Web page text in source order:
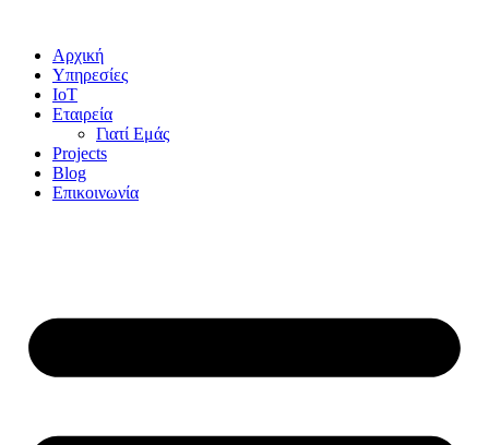
Αρχική
Υπηρεσίες
IoT
Εταιρεία
Γιατί Εμάς
Projects
Blog
Επικοινωνία